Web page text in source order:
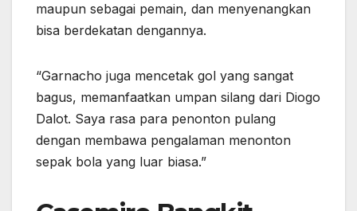
maupun sebagai pemain, dan menyenangkan
bisa berdekatan dengannya.
“Garnacho juga mencetak gol yang sangat
bagus, memanfaatkan umpan silang dari Diogo
Dalot. Saya rasa para penonton pulang
dengan membawa pengalaman menonton
sepak bola yang luar biasa.”